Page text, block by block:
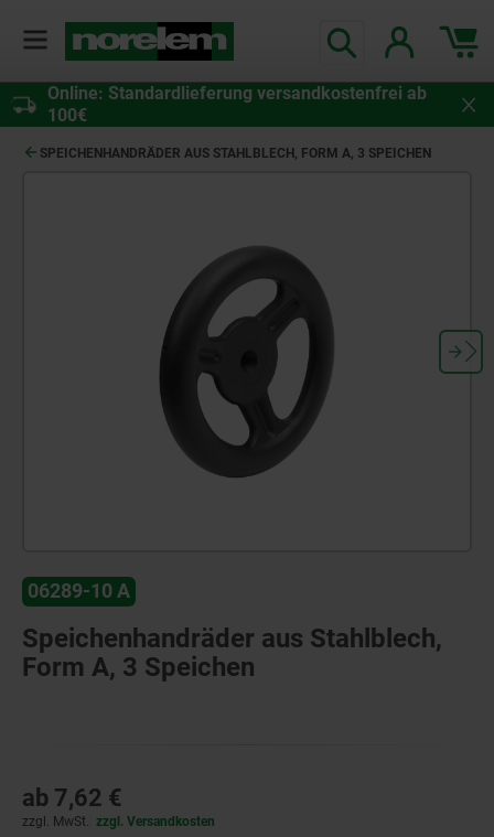
Online: Standardlieferung versandkostenfrei ab
100€
SPEICHENHANDRÄDER AUS STAHLBLECH, FORM A, 3 SPEICHEN
06289-10 A
Speichenhandräder aus Stahlblech,
Form A, 3 Speichen
ab 7,62 €
zzgl. MwSt. zzgl. Versandkosten